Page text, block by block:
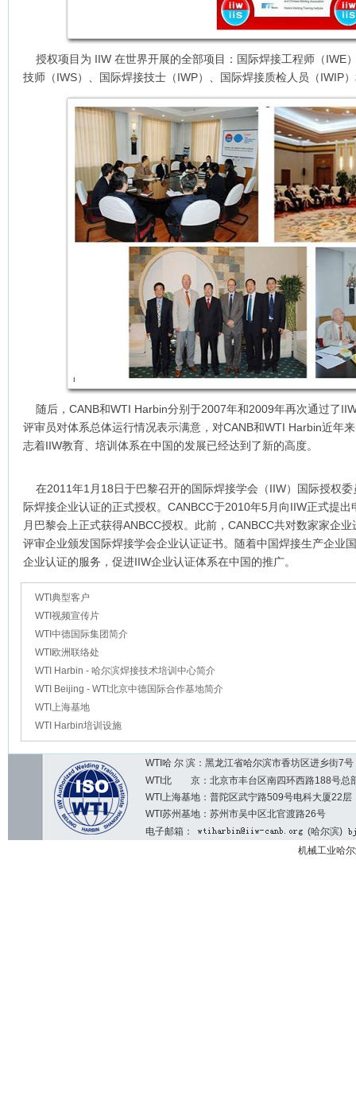
授权项目为 IIW 在世界开展的全部项目：国际焊接工程师（IWE
技师（IWS）、国际焊接技士（IWP）、国际焊接质检人员（IWIP
随后，CANB和WTI Harbin分别于2007年和2009年再次通过了
评审员对体系总体运行情况表示满意，对CANB和WTI Harbin近年
志着IIW教育、培训体系在中国的发展已经达到了新的高度。
在2011年1月18日于巴黎召开的国际焊接学会（IIW）国际授权
际焊接企业认证的正式授权。CANBCC于2010年5月向IIW正式提
月巴黎会上正式获得ANBCC授权。此前，CANBCC共对数家家企
评审企业颁发国际焊接学会企业认证证书。随着中国焊接生产企业
企业认证的服务，促进IIW企业认证体系在中国的推广。
WTI典型客户
WTI视频宣传片
WTI中德国际集团简介
WTI欧洲联络处
WTI Harbin - 哈尔滨焊接技术培训中心简介
WTI Beijing - WTI北京中德国际合作基地简介
WTI上海基地
WTI Harbin培训设施
WTI哈 尔 滨：黑龙江省哈尔滨市香坊区进乡街
WTI北 京：北京市丰台区南四环西路188号总
WTI上海基地：普陀区武宁路509号电科大厦22层
WTI苏州基地：苏州市吴中区北官渡路26号
电子邮箱：
(哈尔滨)
机械工业哈